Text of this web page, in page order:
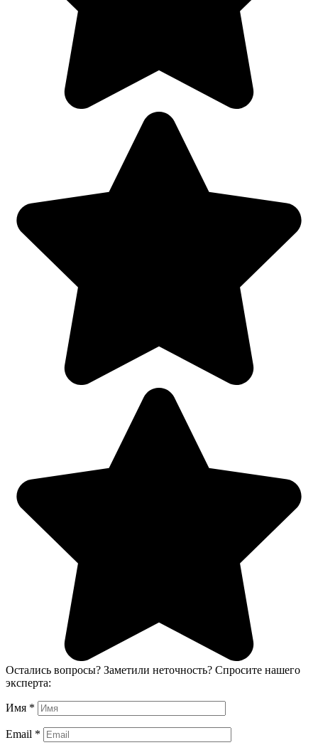
Остались вопросы? Заметили неточность? Спросите нашего
эксперта:
Имя *
Email *